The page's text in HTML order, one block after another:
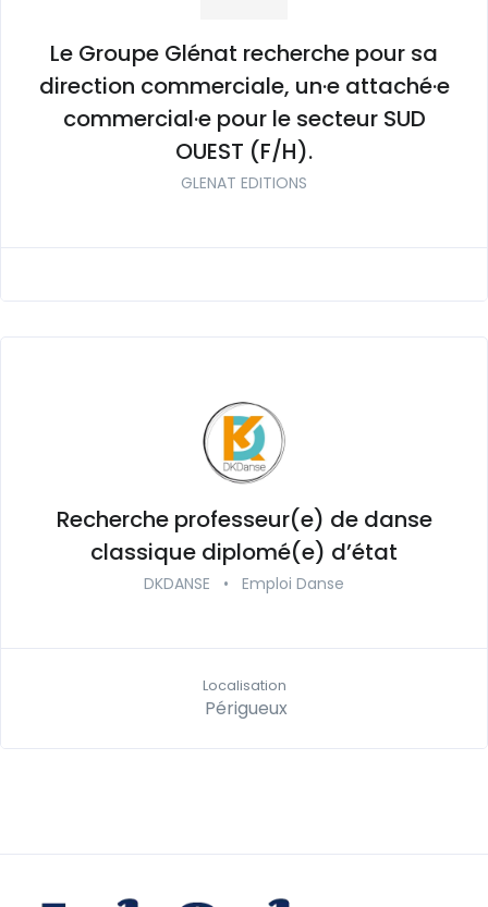
Le Groupe Glénat recherche pour sa
direction commerciale, un·e attaché·e
commercial·e pour le secteur SUD
OUEST (F/H).
GLENAT EDITIONS
Recherche professeur(e) de danse
classique diplomé(e) d’état
DKDANSE • Emploi Danse
Localisation
Périgueux